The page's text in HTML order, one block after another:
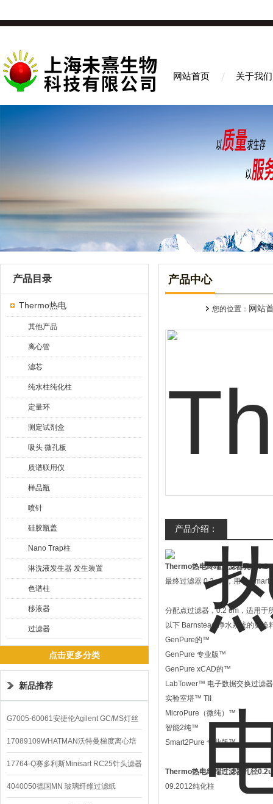
网站首页 关于我们
产品目录
Thermo热电
其他产品
离心管
滤芯
纯水柱纯化柱
定量环
测定试剂盒
吸头 微孔板
质谱联用仪
样品瓶
喷针
硅胶瓶盖
Nano Trap柱
淋洗液发生器 发生装置
色谱柱
移液器
过滤器
点击更多分类
新品推荐
G7005-60061安捷伦Agilent GC/MS灯丝
配件
17089109WHATMAN沃特曼梯度离心培
养基
17764-Q赛多利斯Minisart RC25针头滤器
4040050德国MN 玻璃纤维过滤纸
产品中心
您的位置： 网站
产品介绍：
Thermo热电终端过滤器孔径
最终过滤器 0.2 um，用于
分配点过滤器，0.2 um，适用于
以下 Barnstead 净水系统的更换
GenPure的™
GenPure 专业版™
GenPure xCAD的™
LabTower™ 电子数据交换过滤器
实验室塔™ TII
MicroPure（微纯）™
智能2纯™
Smart2Pure 专业版™
Thermo热电终端过滤器孔径
09.2012纯化柱